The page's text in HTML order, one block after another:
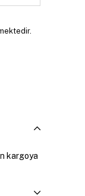
kargoya